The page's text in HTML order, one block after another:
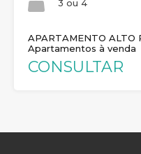
3 ou 4
APARTAMENTO ALTO
Apartamentos à venda
CONSULTAR